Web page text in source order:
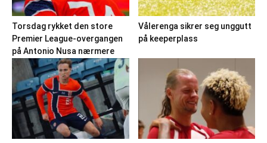
Torsdag rykket den store
Premier League-overgangen
på Antonio Nusa nærmere
Vålerenga sikrer seg unggutt
på keeperplass